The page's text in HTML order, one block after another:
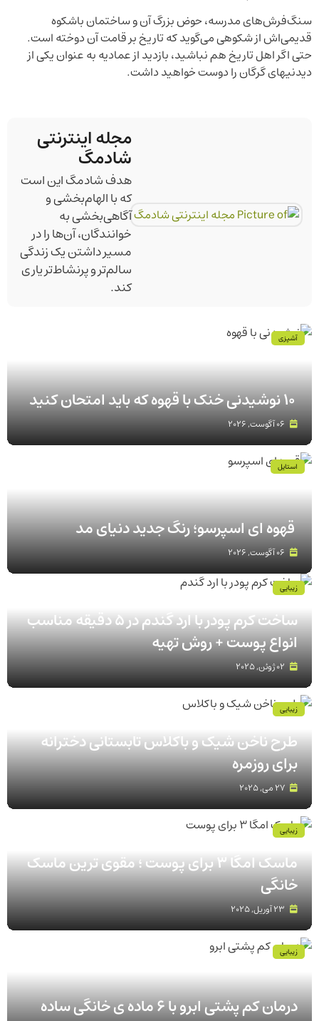
سنگ‌فرش‌های مدرسه، حوض بزرگ آن و ساختمان باشکوه
قدیمی‌اش از شکوهی می‌گوید که تاریخ بر قامت آن دوخته است.
حتی اگر اهل تاریخ هم نباشید، بازدید از عمادیه به عنوان یکی از
دیدنیهای گرگان را دوست خواهید داشت.
مجله اینترنتی
شادمگ
هدف شادمگ این است
که با الهام‌بخشی و
آگاهی‌بخشی به
خوانندگان، آن‌ها را در
مسیر داشتن یک زندگی
سالم‌تر و پرنشاط‌تر یاری
کند.
۱۰ نوشیدنی خنک با قهوه که باید امتحان کنید
آشپزی
قهوه‌ ای اسپرسو؛ رنگ جدید دنیای مد
استایل
ساخت کرم پودر با ارد گندم در ۵ دقیقه مناسب
انواع پوست‌ + روش تهیه
02 ژوئن, 2025
زیبایی
طرح ناخن شیک و باکلاس تابستانی دخترانه
برای روزمره
27 می, 2025
زیبایی
ماسک امگا 3 برای پوست ؛ مقوی ترین ماسک
خانگی
23 آوریل, 2025
زیبایی
درمان کم پشتی ابرو با 6 ماده ی خانگی ساده
زیبایی